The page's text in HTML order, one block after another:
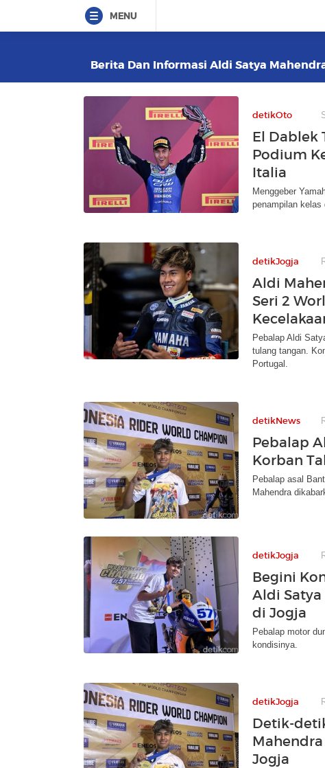
MENU
Berita Dan Informasi Aldi Satya
detikOto
El Dablek
Podium
Italia
Menggeber
penampilan kelas
detikJogja
Aldi
Seri 2
Pebalap Aldi
tulang tangan.
Portugal.
detikNews
Pebalap
Korban
Pebalap asal
Mahendra
detikJogja
Begini
Aldi Satya
di Jogja
Pebalap motor
kondisinya.
detikJogja
Detik-
Jogja